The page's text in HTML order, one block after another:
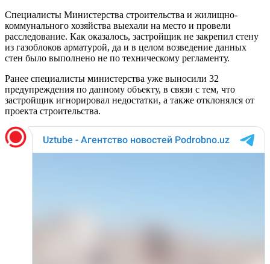
Специалисты Министерства строительства и жилищно-
коммунального хозяйства выехали на место и провели
расследование. Как оказалось, застройщик не закрепил стену
из газоблоков арматурой, да и в целом возведение данных
стен было выполнено не по техническому регламенту.
Ранее специалисты министерства уже выносили 32
предупреждения по данному объекту, в связи с тем, что
застройщик игнорировал недостатки, а также отклонялся от
проекта строительства.